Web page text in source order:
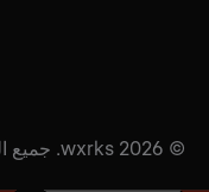
© 2026 wxrks. جميع الحقوق محفوظة.